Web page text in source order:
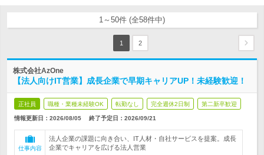
1～50件 (全58件中)
1 2
株式会社AzOne
【法人向けIT営業】成長企業で早期キャリアUP！未経験歓迎！
正社員 職種・業種未経験OK 転勤なし 完全週休2日制 第二新卒歓迎
情報更新日：2026/08/05 終了予定日： 2026/09/21
仕事内容
法人企業の課題に向き合い、IT人材・自社サービスを提案。成長
企業でキャリアを広げる法人営業